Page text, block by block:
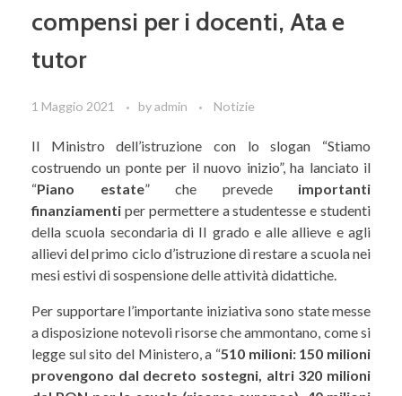
compensi per i docenti, Ata e
tutor
1 Maggio 2021 byadmin Notizie
Il Ministro dell’istruzione con lo slogan “Stiamo
costruendo un ponte per il nuovo inizio”, ha lanciato il
“Piano estate” che prevede importanti
finanziamenti per permettere a studentesse e studenti
della scuola secondaria di II grado e alle allieve e agli
allievi del primo ciclo d’istruzione di restare a scuola nei
mesi estivi di sospensione delle attività didattiche.
Per supportare l’importante iniziativa sono state messe
a disposizione notevoli risorse che ammontano, come si
legge sul sito del Ministero, a “510 milioni: 150 milioni
provengono dal decreto sostegni, altri 320 milioni